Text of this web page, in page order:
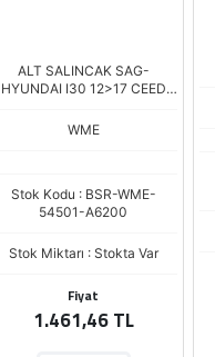
ALT SALINCAK SAG-
HYUNDAI I30 12>17 CEED
A2600
WME
Stok Kodu : BSR-WME-
54501-A6200
Stok Miktarı : Stokta Var
Fiyat
1.461,46 TL